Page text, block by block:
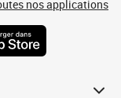
nos applications